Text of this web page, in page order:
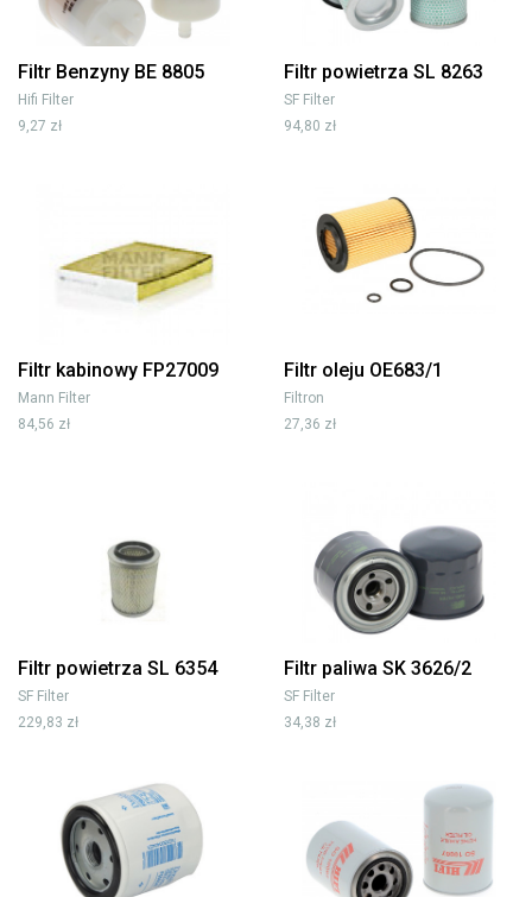
Filtr Benzyny BE 8805
Hifi Filter
9,27 zł
Filtr powietrza SL 8263
SF Filter
94,80 zł
Filtr kabinowy FP27009
Mann Filter
84,56 zł
Filtr oleju OE683/1
Filtron
27,36 zł
Filtr powietrza SL 6354
SF Filter
229,83 zł
Filtr paliwa SK 3626/2
SF Filter
34,38 zł